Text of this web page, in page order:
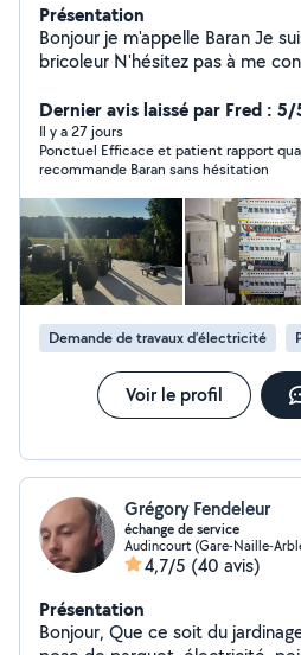
Présentation
Bonjour je m'appelle Baran Je
bricoleur N'hésitez pas à me
Dernier avis laissé par Fred : 5/
Il y a 27 jours
Ponctuel Efficace et patient rapport qualité prix excellent je
recommande Baran sans hésitation
Demande de travaux d’électricité
Voir le profil
Grégory Fendeleur
échange de service
Audincourt (Gare-Naille-
4,7/5 (40 avis)
Présentation
Bonjour, Que ce soit du jardinage, montage de meubles,